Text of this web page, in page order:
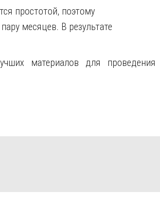
простотой, поэтому
месяцев. В результате
материалов для проведения